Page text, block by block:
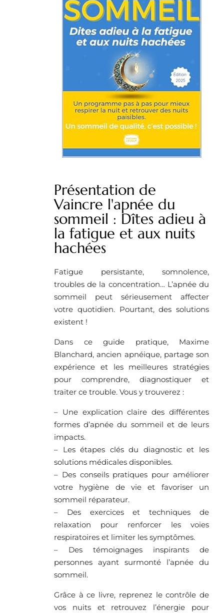
Présentation de
Vaincre l'apnée du
sommeil : Dîtes adieu à
la fatigue et aux nuits
hachées
Fatigue persistante, somnolence,
troubles de la concentration… L’apnée du
sommeil peut sérieusement affecter
votre quotidien. Pourtant, des solutions
existent !
Dans ce guide pratique, Maxime
Blanchard, ancien apnéique, partage son
expérience et les meilleures stratégies
pour comprendre, diagnostiquer et
traiter ce trouble. Vous y trouverez :
– Une explication claire des différentes
formes d’apnée du sommeil et de leurs
impacts.
– Les étapes clés du diagnostic et les
solutions médicales disponibles.
– Des conseils pratiques pour améliorer
votre hygiène de vie et favoriser un
sommeil réparateur.
– Des exercices et techniques de
relaxation pour renforcer les voies
respiratoires et limiter les symptômes.
– Des témoignages inspirants de
personnes ayant surmonté l’apnée du
sommeil.
Grâce à ce livre, reprenez le contrôle de
vos nuits et retrouvez l’énergie pour